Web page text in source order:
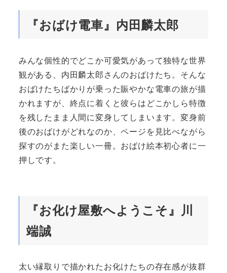
『おばけ電車』内田麟太郎
みんな個性的でどこか可愛気があって独特な世界
観がある、内田麟太郎さんのおばけたち。そんな
おばけたちばかりが乗った賑やかな電車の旅が描
かれますが、終点に着くと彼らはどこかしら特徴
を残したまま人間に変身してしまいます。変身前
後のおばけがどれなのか、ページを見比べながら
探すのがまた楽しい一冊。おばけ絵本初心者に一
押しです。
『お化け屋敷へようこそ』川
端誠
太い縁取りで描かれたお化けたちの存在感が抜群